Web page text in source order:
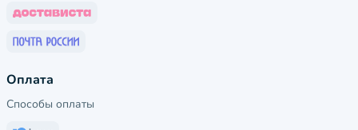
Оплата
Способы оплаты